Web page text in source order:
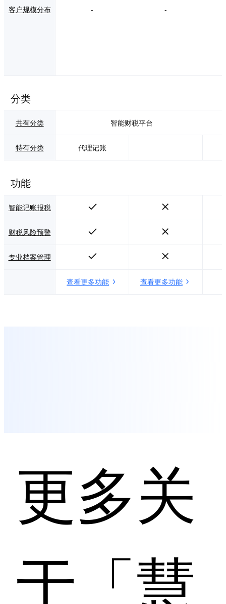
客户规模分布 - -
分类
共有分类 智能财税平台
特有分类 代理记账
功能
智能记账报税
财税风险预警
专业档案管理
查看更多功能 查看更多功能
更多关
于「慧